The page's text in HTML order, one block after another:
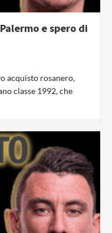
e spero di
acquisto rosanero,
classe 1992, che